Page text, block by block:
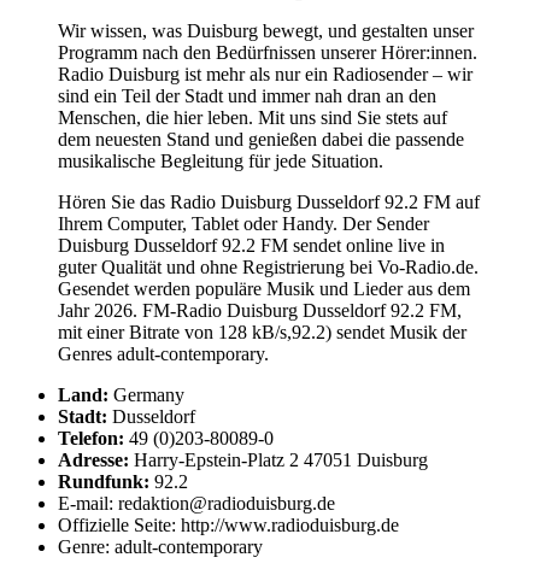
Wir wissen, was Duisburg bewegt, und gestalten unser
Programm nach den Bedürfnissen unserer Hörer:innen.
Radio Duisburg ist mehr als nur ein Radiosender – wir
sind ein Teil der Stadt und immer nah dran an den
Menschen, die hier leben. Mit uns sind Sie stets auf
dem neuesten Stand und genießen dabei die passende
musikalische Begleitung für jede Situation.
Hören Sie das Radio Duisburg Dusseldorf 92.2 FM auf
Ihrem Computer, Tablet oder Handy. Der Sender
Duisburg Dusseldorf 92.2 FM sendet online live in
guter Qualität und ohne Registrierung bei Vo-Radio.de.
Gesendet werden populäre Musik und Lieder aus dem
Jahr 2026. FM-Radio Duisburg Dusseldorf 92.2 FM,
mit einer Bitrate von 128 kB/s,92.2) sendet Musik der
Genres adult-contemporary.
Land: Germany
Stadt: Dusseldorf
Telefon: 49 (0)203-80089-0
Adresse: Harry-Epstein-Platz 2 47051 Duisburg
Rundfunk: 92.2
E-mail: redaktion@radioduisburg.de
Offizielle Seite: http://www.radioduisburg.de
Genre: adult-contemporary